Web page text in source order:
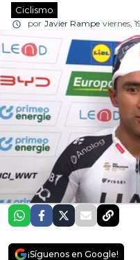
Ciclismo
por Javier Rampe viernes,
¡Síguenos en Google!